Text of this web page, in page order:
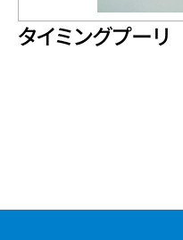
タイミングプーリ